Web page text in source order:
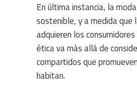
En última instancia, la
sostenible, y a medida que
adquieren los
ética va más allá de
compartidos que
habitan.